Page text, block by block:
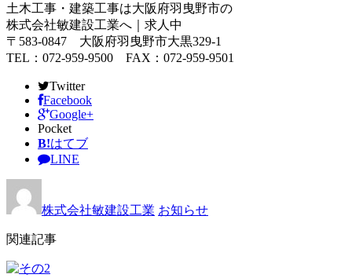
土木工事・建築工事は大阪府羽曳野市の
株式会社敏建設工業へ｜求人中
〒583-0847 大阪府羽曳野市大黒329-1
TEL：072-959-9500 FAX：072-959-9501
Twitter
Facebook
Google+
Pocket
B!はてブ
LINE
株式会社敏建設工業 お知らせ
関連記事